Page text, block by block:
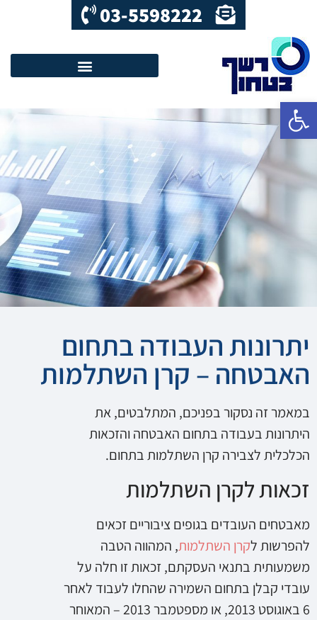
פתח סרגל נגישות
03-5598222
יתרונות העבודה בתחום
האבטחה – קרן השתלמות
במאמר זה נסקור בפניכם, המתלבטים, את
היתרונות בעבודה בתחום האבטחה והזכאות
הכלכלית לצבירה קרן השתלמות בתחום.
זכאות לקרן השתלמות
מאבטחים העובדים בגופים ציבוריים זכאים
להפרשות לקרן השתלמות, המהווה הטבה
משמעותית בתנאי העסקתם, זכאות זו חלה על
עובדי קבלן בתחום השמירה שהחלו לעבוד לאחר
6 באוגוסט 2013, או מספטמבר 2013 – המאוחר